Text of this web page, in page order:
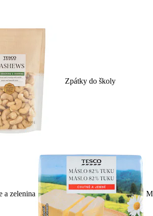
Zpátky do školy
a zelenina